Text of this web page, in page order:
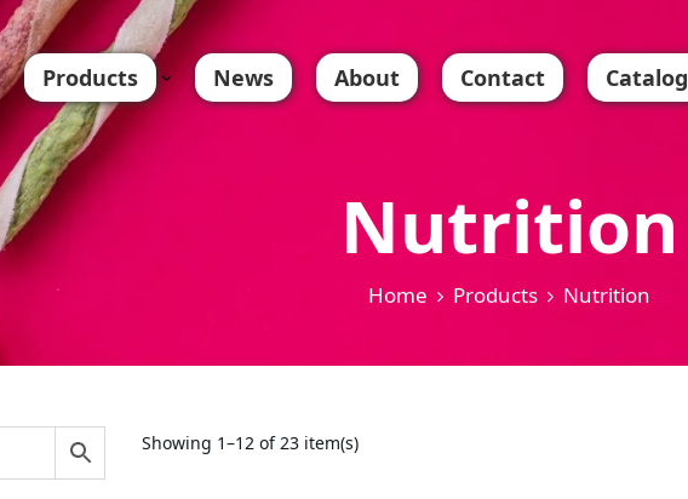
Products News About Contact Catalog
Nutrition
Home Products Nutrition
Showing 1–12 of 23 item(s)